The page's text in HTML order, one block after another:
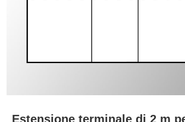
Estensione terminale di 2 m